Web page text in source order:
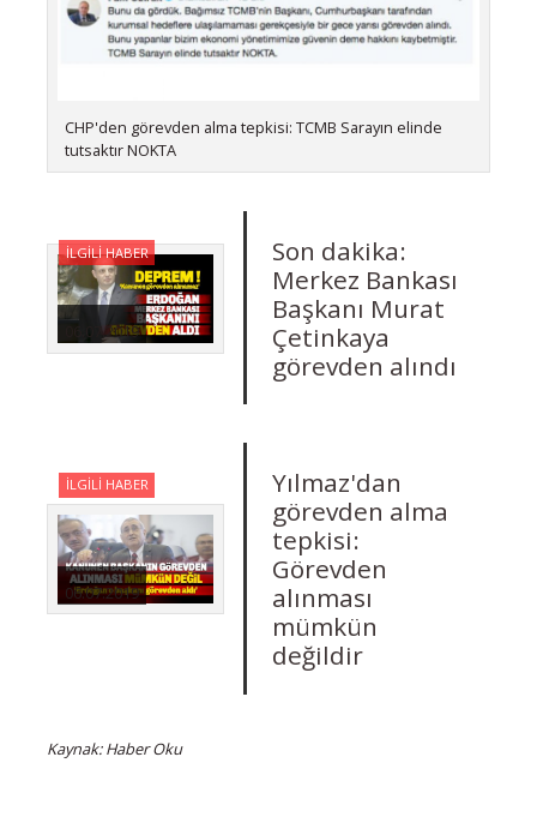
CHP'den görevden alma tepkisi: TCMB Sarayın elinde
tutsaktır NOKTA
06.07.2019
Son dakika:
Merkez Bankası
Başkanı Murat
Çetinkaya
görevden alındı
İLGİLİ HABER
06.07.2019
Yılmaz'dan
görevden alma
tepkisi:
Görevden
alınması
mümkün
değildir
İLGİLİ HABER
Kaynak: Haber Oku